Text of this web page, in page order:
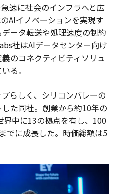
速に社会のインフラへと広
AIイノベーションを実現す
ータ転送や処理速度の制約
社はAIデータセンター向け
のコネクティビティソリュ
る。
らしく、シリコンバレーの
た同社。創業から約10年の
界中に13の拠点を有し、100
でに成長した。時価総額は5